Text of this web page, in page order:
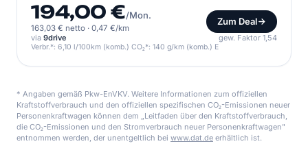
194,00 €/Mon.
163,03 € netto · 0,47 €/km
Zum Deal
via 9drive gew. Faktor 1,54
Verbr.*: 6,10 l/100km (komb.) CO₂*: 140 g/km (komb.) E
* Angaben gemäß Pkw-EnVKV. Weitere Informationen zum offiziellen
Kraftstoffverbrauch und den offiziellen spezifischen CO₂-Emissionen neuer
Personenkraftwagen können dem „Leitfaden über den Kraftstoffverbrauch,
die CO₂-Emissionen und den Stromverbrauch neuer Personenkraftwagen"
entnommen werden, der unentgeltlich bei www.dat.de erhältlich ist.